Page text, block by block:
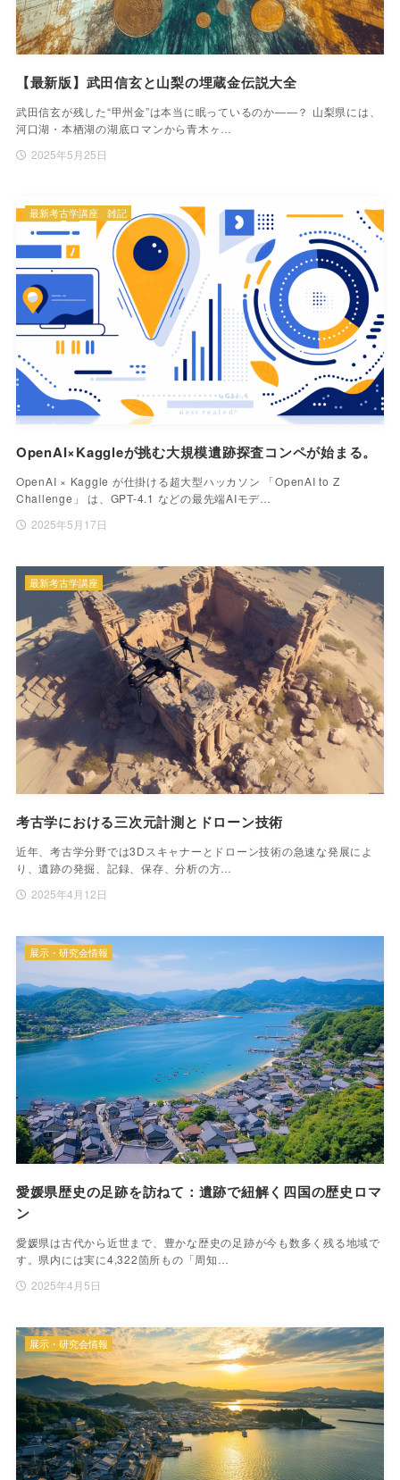
【最新版】武田信玄と山梨の埋蔵金伝説大全
武田信玄が残した“甲州金”は本当に眠っているのか――？ 山梨県には、
河口湖・本栖湖の湖底ロマンから青木ヶ…
2025年5月25日
OpenAI×Kaggleが挑む大規模遺跡探査コンペが始まる。
OpenAI × Kaggle が仕掛ける超大型ハッカソン 「OpenAI to Z
Challenge」 は、GPT-4.1 などの最先端AIモデ…
2025年5月17日
最新考古学講座 雑記
考古学における三次元計測とドローン技術
近年、考古学分野では3Dスキャナーとドローン技術の急速な発展によ
り、遺跡の発掘、記録、保存、分析の方…
2025年4月12日
最新考古学講座
愛媛県歴史の足跡を訪ねて：遺跡で紐解く四国の歴史ロマ
ン
愛媛県は古代から近世まで、豊かな歴史の足跡が今も数多く残る地域で
す。県内には実に4,322箇所もの「周知…
2025年4月5日
展示・研究会情報
展示・研究会情報